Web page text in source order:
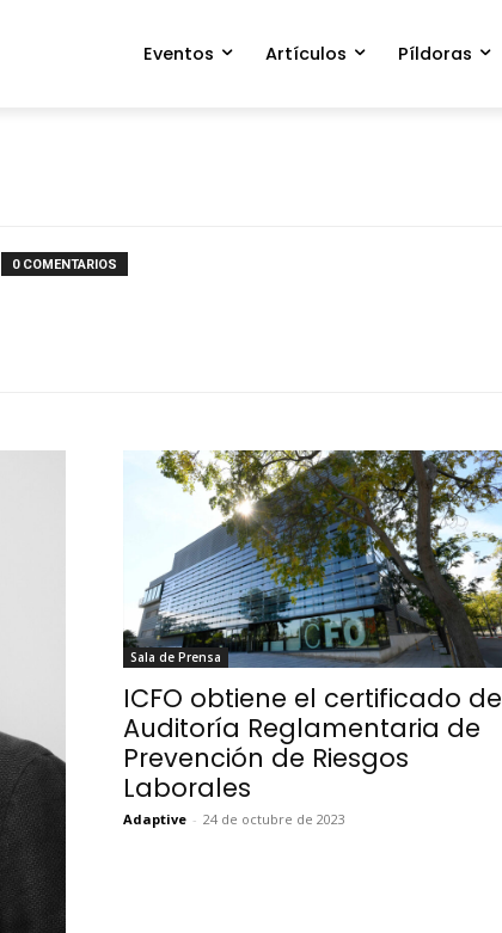
Eventos Artículos Píldoras
0 COMENTARIOS
Sala de Prensa
ICFO obtiene el certificado de
Auditoría Reglamentaria de
Prevención de Riesgos
Laborales
Adaptive - 24 de octubre de 2023